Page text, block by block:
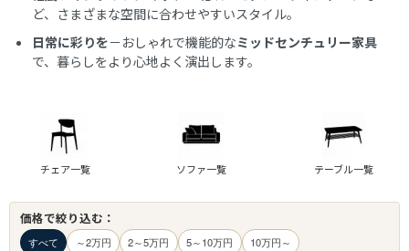
ど、さまざまな空間に合わせやすいスタイル。
日常に彩りを－おしゃれで機能的なミッドセンチュリー家具
で、暮らしをより心地よく演出します。
チェア一覧 ソファ一覧 テーブル一覧
価格で絞り込む：
すべて ～2万円 2～5万円 5～10万円 10万円～